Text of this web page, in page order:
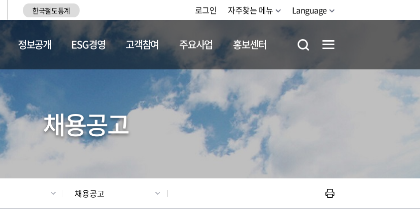
한국철도통계 로그인 자주찾는 메뉴 Language
채용정보
정보공개 ESG경영 고객참여 주요사업 홍보센터
채용공고
채용공고